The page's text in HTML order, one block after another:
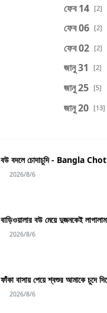
ফেব 14 [2]
ফেব 06 [2]
ফেব 02 [2]
জানু 31 [2]
জানু 25 [5]
জানু 20 [13]
বউ বদলে চোদাচুদি - Bangla
2026/8/6
বাড়িওয়ালার বউ মেয়ে দুজনকেই
2026/8/6
ফাঁকা বাসায় পেয়ে শ্বশুর আমাকে
2026/8/6